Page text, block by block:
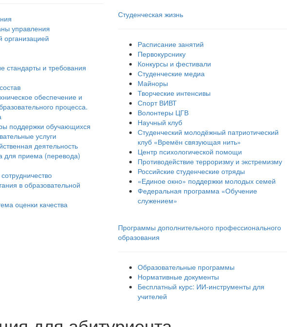
управления
организацией
стандарты и требования
обеспечение и
процесса.
поддержки обучающихся
услуги
деятельность
для приема (перевода)
в образовательной
оценки качества
Студенческая жизнь
Расписание занятий
Первокурснику
Конкурсы и фестивали
Студенческие медиа
Майноры
Творческие интенсивы
Спорт ВИВТ
Волонтеры ЦГВ
Научный клуб
Студенческий молодёжный патриотический
клуб «Времён связующая нить»
Центр психологической помощи
Противодействие терроризму и экстремизму
Российские cтуденческие отряды
«Единое окно» поддержки молодых семей
Федеральная программа «Обучение
служением»
Программы дополнительного профессионального
образования
Образовательные программы
Нормативные документы
Бесплатный курс: ИИ‑инструменты для
учителей